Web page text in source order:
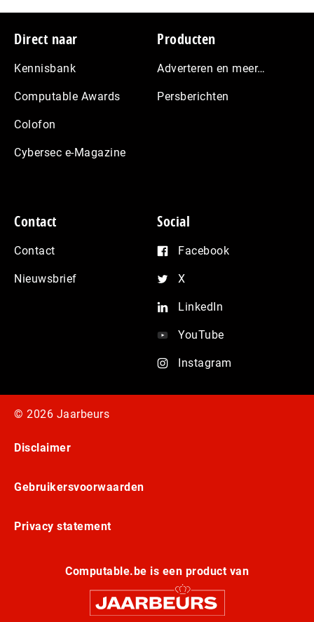
Footer
Direct naar
Kennisbank
Computable Awards
Colofon
Cybersec e-Magazine
Producten
Adverteren en meer…
Persberichten
Contact
Contact
Nieuwsbrief
Social
Facebook
X
LinkedIn
YouTube
Instagram
© 2026 Jaarbeurs
Disclaimer
Gebruikersvoorwaarden
Privacy statement
Computable.be is een product van